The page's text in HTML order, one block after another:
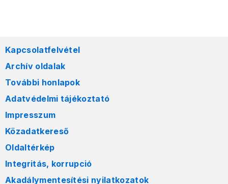
Kapcsolatfelvétel
Archív oldalak
További honlapok
Adatvédelmi tájékoztató
Impresszum
Közadatkereső
Oldaltérkép
Integritás, korrupció
Akadálymentesítési nyilatkozatok